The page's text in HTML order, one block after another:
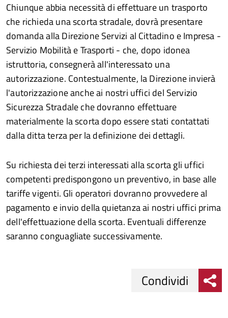
network
Facebook
su
Twitter
Condividi
su
Facebook
Condividi
su
Whatsapp
Chiunque abbia necessità di effettuare un trasporto
che richieda una scorta stradale, dovrà presentare
domanda alla Direzione Servizi al Cittadino e Impresa -
Servizio Mobilità e Trasporti - che, dopo idonea
istruttoria, consegnerà all'interessato una
autorizzazione. Contestualmente, la Direzione invierà
l'autorizzazione anche ai nostri uffici del Servizio
Sicurezza Stradale che dovranno effettuare
materialmente la scorta dopo essere stati contattati
dalla ditta terza per la definizione dei dettagli.
Su richiesta dei terzi interessati alla scorta gli uffici
competenti predispongono un preventivo, in base alle
tariffe vigenti. Gli operatori dovranno provvedere al
pagamento e invio della quietanza ai nostri uffici prima
dell'effettuazione della scorta. Eventuali differenze
saranno conguagliate successivamente.
Condividi